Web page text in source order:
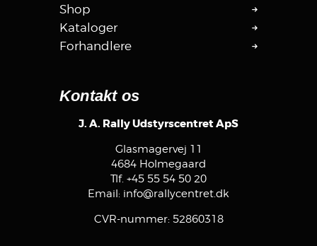
Shop
Kataloger
Forhandlere
Kontakt os
J. A. Rally Udstyrscentret ApS
Glasmagervej 11
4684 Holmegaard
Tlf. +45 55 54 50 20
Email: info@rallycentret.dk
CVR-nummer: 52860318